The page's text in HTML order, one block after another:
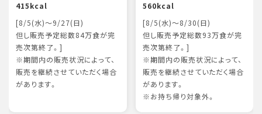
415kcal
[8/5(水)～9/27(日)
但し販売予定総数84万食が完
売次第終了。]
※期間内の販売状況によって、
販売を継続させていただく場合
があります。
560kcal
[8/5(水)～8/30(日)
但し販売予定総数93万食が完
売次第終了。]
※期間内の販売状況によって、
販売を継続させていただく場合
があります。
※お持ち帰り対象外。